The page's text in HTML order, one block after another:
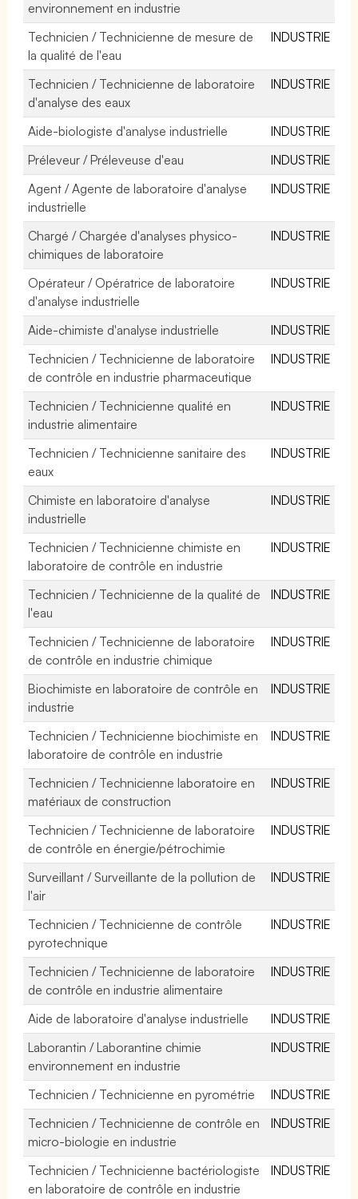
environnement en industrie
Technicien / Technicienne de mesure de
la qualité de l'eau
INDUSTRIE
Technicien / Technicienne de laboratoire
d'analyse des eaux
INDUSTRIE
Aide-biologiste d'analyse industrielle
INDUSTRIE
Préleveur / Préleveuse d'eau
INDUSTRIE
Agent / Agente de laboratoire d'analyse
industrielle
INDUSTRIE
Chargé / Chargée d'analyses physico-
chimiques de laboratoire
INDUSTRIE
Opérateur / Opératrice de laboratoire
d'analyse industrielle
INDUSTRIE
Aide-chimiste d'analyse industrielle
INDUSTRIE
Technicien / Technicienne de laboratoire
de contrôle en industrie pharmaceutique
INDUSTRIE
Technicien / Technicienne qualité en
industrie alimentaire
INDUSTRIE
Technicien / Technicienne sanitaire des
eaux
INDUSTRIE
Chimiste en laboratoire d'analyse
industrielle
INDUSTRIE
Technicien / Technicienne chimiste en
laboratoire de contrôle en industrie
INDUSTRIE
Technicien / Technicienne de la qualité de
l'eau
INDUSTRIE
Technicien / Technicienne de laboratoire
de contrôle en industrie chimique
INDUSTRIE
Biochimiste en laboratoire de contrôle en
industrie
INDUSTRIE
Technicien / Technicienne biochimiste en
laboratoire de contrôle en industrie
INDUSTRIE
Technicien / Technicienne laboratoire en
matériaux de construction
INDUSTRIE
Technicien / Technicienne de laboratoire
de contrôle en énergie/pétrochimie
INDUSTRIE
Surveillant / Surveillante de la pollution de
l'air
INDUSTRIE
Technicien / Technicienne de contrôle
pyrotechnique
INDUSTRIE
Technicien / Technicienne de laboratoire
de contrôle en industrie alimentaire
INDUSTRIE
Aide de laboratoire d'analyse industrielle
INDUSTRIE
Laborantin / Laborantine chimie
environnement en industrie
INDUSTRIE
Technicien / Technicienne en pyrométrie
INDUSTRIE
Technicien / Technicienne de contrôle en
micro-biologie en industrie
INDUSTRIE
Technicien / Technicienne bactériologiste
en laboratoire de contrôle en industrie
INDUSTRIE